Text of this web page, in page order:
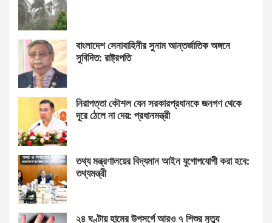
বাংলাদেশ সেনাবাহিনীর সুনাম আন্তর্জাতিক অঙ্গনে
সুবিদিত: রাষ্ট্রপতি
নিরাপত্তা কৌশল যেন সরকারপ্রধানকে জনগণ থেকে
দূরে ঠেলে না দেয়: প্রধানমন্ত্রী
তথ্য মন্ত্রণালয়ের বিদ্যমান আইন যুগোপযোগী করা হবে:
তথ্যমন্ত্রী
২৪ ঘণ্টায় হামের উপসর্গে আরও ৭ শিশুর মৃত্যু